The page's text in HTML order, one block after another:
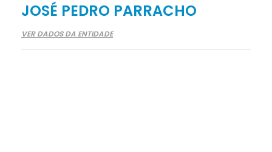
JOSÉ PEDRO PARRACHO
VER DADOS DA ENTIDADE